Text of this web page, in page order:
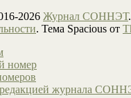
2026 Журнал СОННЭТ.
. Тема Spacious от
номер
редакцией журнала